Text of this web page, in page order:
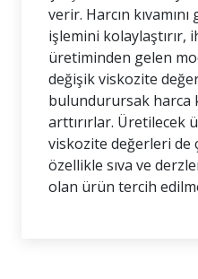
verir. Harcın
işlemini kolaylaştırır,
üretiminden gelen
değişik viskozite
bulundurursak harca
arttırırlar. Üretilecek
viskozite değerleri de
özellikle sıva ve
olan ürün tercih